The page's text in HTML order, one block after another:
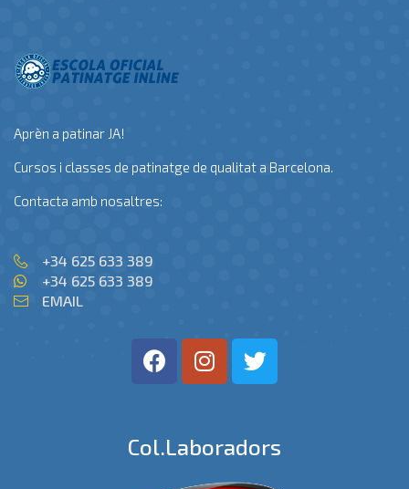
Aprèn a patinar JA!
Cursos i classes de patinatge de qualitat a Barcelona.
Contacta amb nosaltres:
+34 625 633 389
+34 625 633 389
EMAIL
Col.laboradors